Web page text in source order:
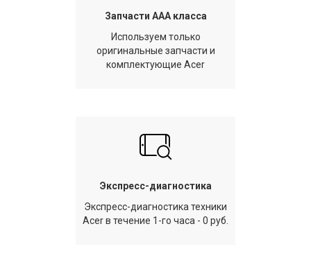
Запчасти AAA класса
Используем только
оригинальные запчасти и
комплектующие Acer
Экспресс-диагностика
Экспресс-диагностика техники
Acer в течение 1-го часа - 0 руб.